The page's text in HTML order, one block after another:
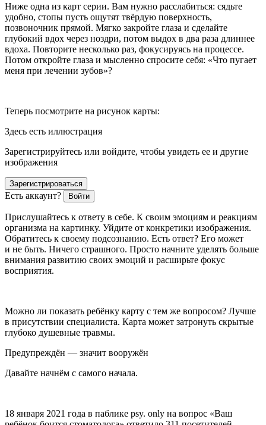
Ниже одна из карт серии. Вам нужно расслабиться: сядьте
удобно, стопы пусть ощутят твёрдую поверхность,
позвоночник прямой. Мягко закройте глаза и сделайте
глубокий вдох через ноздри, потом выдох в два раза длиннее
вдоха. Повторите несколько раз, фокусируясь на процессе.
Потом откройте глаза и мысленно спросите себя: «Что пугает
меня при лечении зубов»?
Теперь посмотрите на рисунок карты:
Здесь есть иллюстрация
Зарегистрируйтесь или войдите, чтобы увидеть ее и другие
изображения
Зарегистрироваться
Есть аккаунт? Войти
Прислушайтесь к ответу в себе. К своим эмоциям и реакциям
организма на картинку. Уйдите от конкретики изображения.
Обратитесь к своему подсознанию. Есть ответ? Его может
и не быть. Ничего страшного. Просто начните уделять больше
внимания развитию своих эмоций и расширьте фокус
восприятия.
Можно ли показать ребёнку карту с тем же вопросом? Лучше
в присутствии специалиста. Карта может затронуть скрытые
глубоко душевные травмы.
Предупреждён — значит вооружён
Давайте начнём с самого начала.
18 января 2021 года в паблике psy. only на вопрос «Ваш